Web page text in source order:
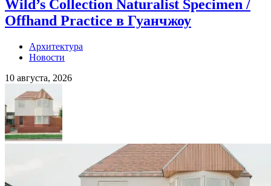
Wild’s Collection Naturalist Specimen /
Offhand Practice в Гуанчжоу
Архитектура
Новости
10 августа, 2026